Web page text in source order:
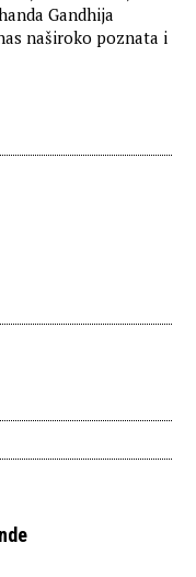
Gandhija
naširoko poznata i